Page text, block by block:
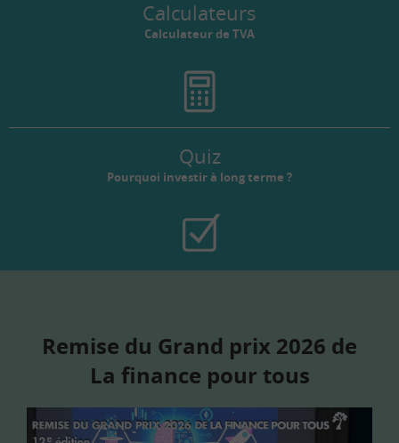
Calculateurs
Calculateur de TVA
Quiz
Pourquoi investir à long terme ?
Remise du Grand prix 2026 de
La finance pour tous